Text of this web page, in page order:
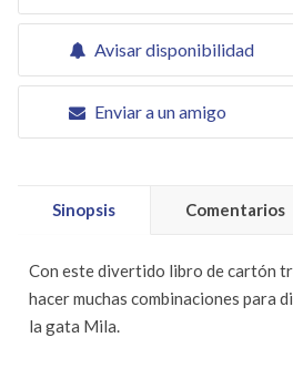
Avisar disponibilidad
Enviar a un amigo
Sinopsis Comentarios
Con este divertido libro de cartón
hacer muchas combinaciones para
la gata Mila.